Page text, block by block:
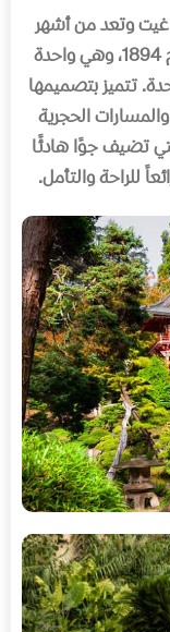
غيت وتعد من أشهر
الحدائق في سان فرانسيسكو. افتُتحت عام 1894، وهي واحدة
تتميز بتصميمها
والمسارات الحجرية
تضيف جوًا هادئًا
للراحة والتأمل.